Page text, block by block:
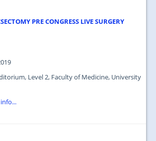
PRE CONGRESS LIVE SURGERY
Level 2, Faculty of Medicine, University